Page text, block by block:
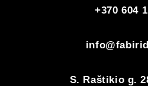
+370 604
S. Raštikio g.